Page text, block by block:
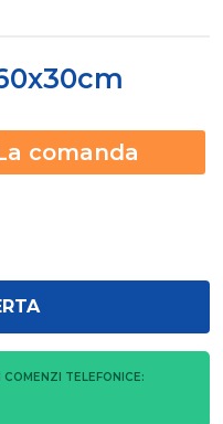
comanda
TELEFONICE: